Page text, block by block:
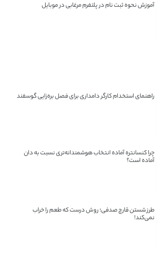
آموزش نحوه ثبت نام در پلتفرم مرغابی در موبایل
راهنمای استخدام کارگر دامداری برای فصل بره‌زایی گوسفند
چرا کنسانتره آماده انتخاب هوشمندانه‌تری نسبت به دان
آماده است؟
طرز شستن قارچ صدفی؛ روش درست که طعم را خراب
نمی‌کند!